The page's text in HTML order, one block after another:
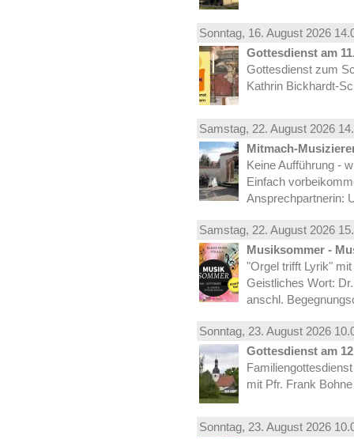
Sonntag, 16. August 2026
Gottesdienst am
Gottesdienst zum
Kathrin Bickhardt-
Samstag, 22. August 2026
Mitmach-
Keine Aufführung -
Einfach
Ansprechpartnerin:
Samstag, 22. August 2026
Musiksommer -
"Orgel trifft Lyrik"
Geistliches Wort:
anschl.
Sonntag, 23. August 2026
Gottesdienst am
mit Pfr. Frank
Sonntag, 23. August 2026